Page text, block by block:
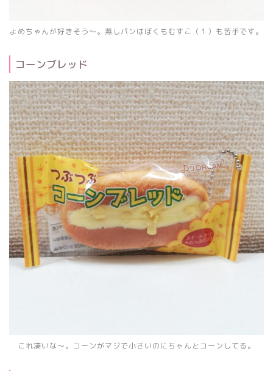
よめちゃんが好きそう～。蒸しパンはぼくもむすこ（１）も苦手です。
コーンブレッド
これ凄いな～。コーンがマジで小さいのにちゃんとコーンしてる。